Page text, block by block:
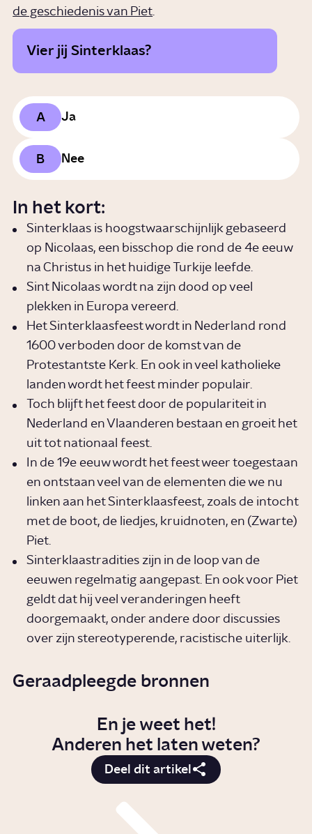
de geschiedenis van Piet.
Vier jij Sinterklaas?
A Ja
B Nee
In het kort:
Sinterklaas is hoogstwaarschijnlijk gebaseerd
op Nicolaas, een bisschop die rond de 4e eeuw
na Christus in het huidige Turkije leefde.
Sint Nicolaas wordt na zijn dood op veel
plekken in Europa vereerd.
Het Sinterklaasfeest wordt in Nederland rond
1600 verboden door de komst van de
Protestantste Kerk. En ook in veel katholieke
landen wordt het feest minder populair.
Toch blijft het feest door de populariteit in
Nederland en Vlaanderen bestaan en groeit het
uit tot nationaal feest.
In de 19e eeuw wordt het feest weer toegestaan
en ontstaan veel van de elementen die we nu
linken aan het Sinterklaasfeest, zoals de intocht
met de boot, de liedjes, kruidnoten, en (Zwarte)
Piet.
Sinterklaastradities zijn in de loop van de
eeuwen regelmatig aangepast. En ook voor Piet
geldt dat hij veel veranderingen heeft
doorgemaakt, onder andere door discussies
over zijn stereotyperende, racistische uiterlijk.
Geraadpleegde bronnen
En je weet het!
Anderen het laten weten?
Deel dit artikel